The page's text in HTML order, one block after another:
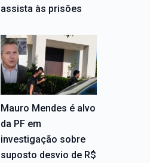
assista às prisões
Mauro Mendes é alvo
da PF em
investigação sobre
suposto desvio de R$